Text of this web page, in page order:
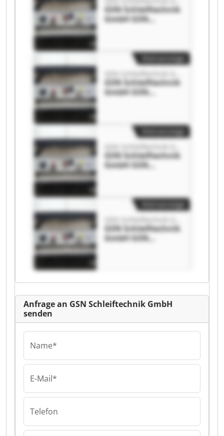
GSN Schleiftechnik
GmbH GSN
GSN Schleiftechnik
GmbH GSN
GSN Schleiftechnik
GmbH GSN
GSN Schleiftechnik
GmbH GSN
Anfrage an GSN Schleiftechnik GmbH
senden
Name*
E-Mail*
Telefon